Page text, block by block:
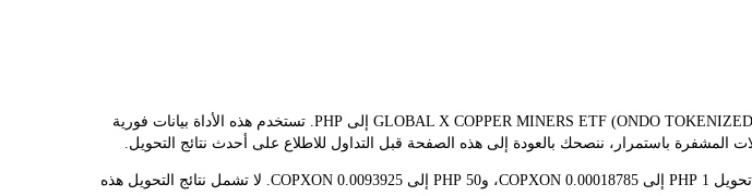
يوفر مُحوّل LBank سعر الصرف الفوري لـ COPXON وPHP، مما يُسهّل عليك تحويل GLOBAL X COPPER MINERS ETF (ONDO TOKENIZED ETF)(COPXON) إلى PHP. تستخدم هذه الأداة بيانات فورية
قيمة 1 COPXON حاليًا هي ₱5.32K، مما يعني أن شراء 5 COPXON سيكلفك ₱26.62K. وبالمثل، يمكن تحويل 1 PHP إلى 0.00018785 COPXON، و50 PHP إلى 0.0093925 COPXON. لا تشمل نتائج التحويل هذه